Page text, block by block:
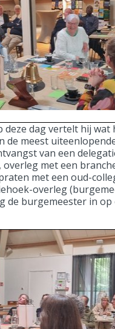
deze dag vertelt hij
de meest
van een
met een
met een oud-
overleg
de burgemeester in